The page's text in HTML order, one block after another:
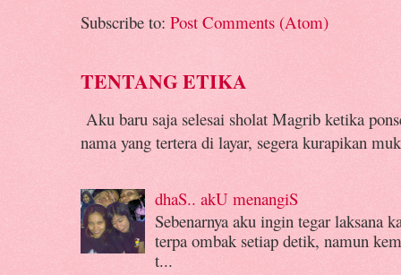
Subscribe to: Post Comments (Atom)
TENTANG ETIKA
Aku baru saja selesai sholat Magrib ketika
nama yang tertera di layar, segera kurapikan
dhaS.. akU menangiS
Sebenarnya aku ingin tegar laksana
terpa ombak setiap detik, namun
t...